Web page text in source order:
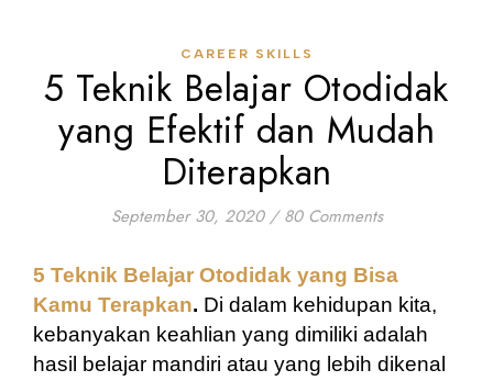
CAREER SKILLS
5 Teknik Belajar Otodidak
yang Efektif dan Mudah
Diterapkan
September 30, 2020 / 80 Comments
5 Teknik Belajar Otodidak yang Bisa
Kamu Terapkan. Di dalam kehidupan kita,
kebanyakan keahlian yang dimiliki adalah
hasil belajar mandiri atau yang lebih dikenal